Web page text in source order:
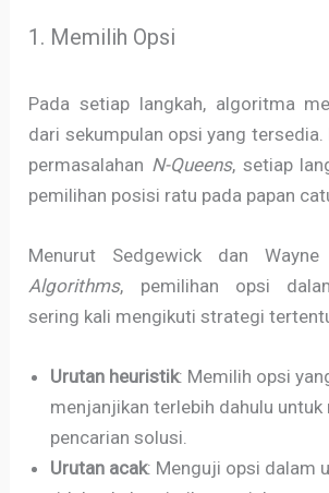
1. Memilih Opsi
Pada setiap langkah, algoritma
dari sekumpulan opsi yang tersedia.
permasalahan N-Queens, setiap
pemilihan posisi ratu pada papan
Menurut Sedgewick dan
Algorithms, pemilihan opsi
sering kali mengikuti strategi
Urutan heuristik: Memilih opsi
menjanjikan terlebih dahulu
pencarian solusi.
Urutan acak: Menguji opsi dalam